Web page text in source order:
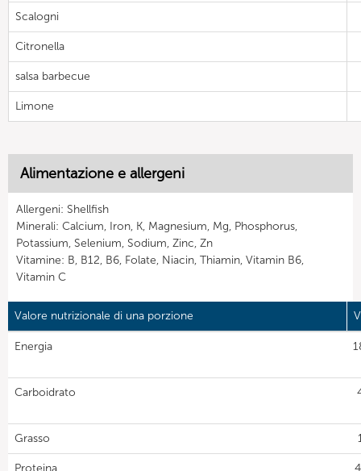
Scalogni
Citronella
salsa barbecue
Limone
Alimentazione e allergeni
Allergeni: Shellfish
Minerali: Calcium, Iron, K, Magnesium, Mg, Phosphorus,
Potassium, Selenium, Sodium, Zinc, Zn
Vitamine: B, B12, B6, Folate, Niacin, Thiamin, Vitamin B6,
Vitamin C
Valore nutrizionale di una porzione
Energia
Carboidrato
Grasso
Proteina